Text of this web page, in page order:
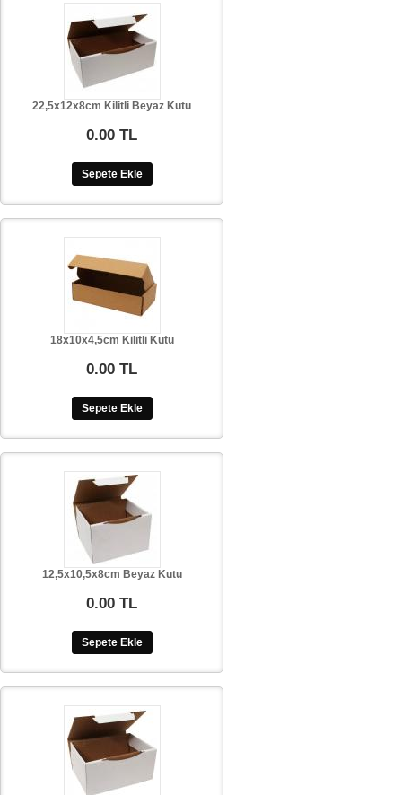
22,5x12x8cm Kilitli Beyaz Kutu
0.00 TL
Sepete Ekle
18x10x4,5cm Kilitli Kutu
0.00 TL
Sepete Ekle
12,5x10,5x8cm Beyaz Kutu
0.00 TL
Sepete Ekle